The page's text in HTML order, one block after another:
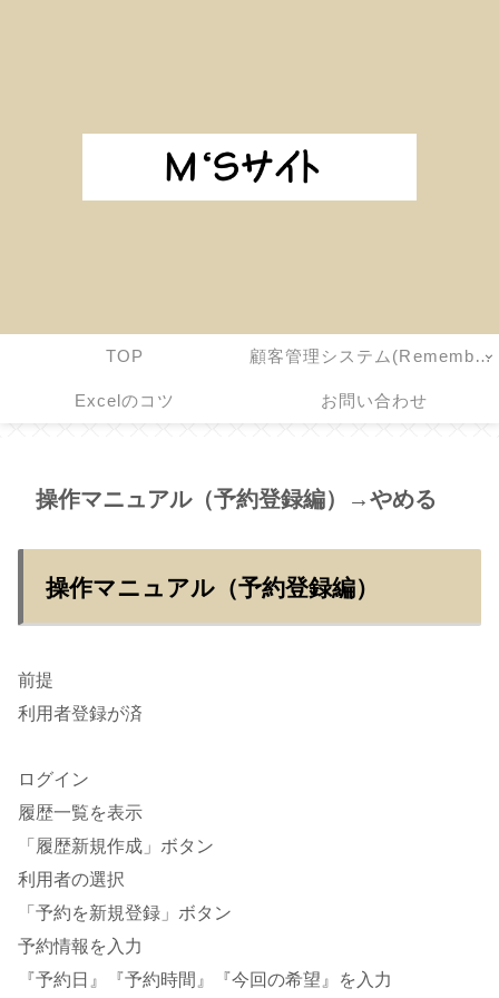
TOP 顧客管理システム(Remember You!)
Excelのコツ お問い合わせ
操作マニュアル（予約登録編）→やめる
操作マニュアル（予約登録編）
前提
利用者登録が済
ログイン
履歴一覧を表示
「履歴新規作成」ボタン
利用者の選択
「予約を新規登録」ボタン
予約情報を入力
『予約日』『予約時間』『今回の希望』を入力